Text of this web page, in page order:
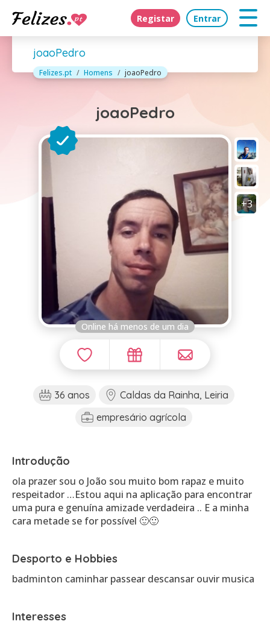
Registar Entrar
joaoPedro
Felizes.pt Homens joaoPedro
joaoPedro
+3
Online há menos de um dia
36 anos
Caldas da Rainha, Leiria
empresário agrícola
Introdução
ola prazer sou o João sou muito bom rapaz e muito
respeitador …Estou aqui na aplicação para encontrar
uma pura e genuína amizade verdadeira .. E a minha
cara metade se for possível 🙂🙂
Desporto e Hobbies
badminton caminhar passear descansar ouvir musica
Interesses